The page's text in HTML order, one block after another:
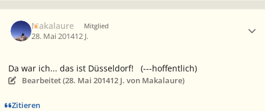
Makalaure Mitglied
28. Mai 201412 J.
Da war ich... das ist Düsseldorf! (---hoffentlich)
Bearbeitet (28. Mai 201412 J. von Makalaure)
Zitieren